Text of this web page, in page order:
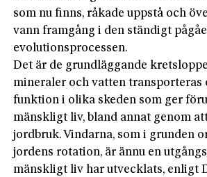
som nu finns, råkade uppstå och
vann framgång i den ständigt
evolutionsprocessen.
Det är de grundläggande
mineraler och vatten transporteras
funktion i olika skeden som ger
mänskligt liv, bland annat genom
jordbruk. Vindarna, som i grunden
jordens rotation, är ännu en
mänskligt liv har utvecklats, enligt